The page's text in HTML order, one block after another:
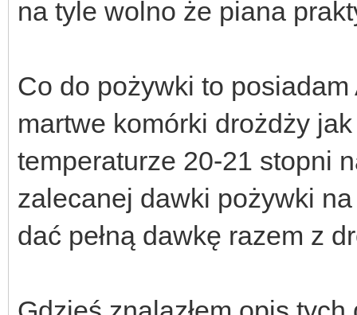
na tyle wolno że piana
Co do pożywki to
martwe komórki drożdży
temperaturze 20-21 stopni
zalecanej dawki pożywki
dać pełną dawkę razem z